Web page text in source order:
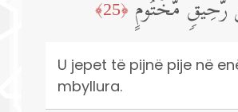
مَّخۡتُومٍ ﴿25﴾
U jepet të pijnë pije në
mbyllura.